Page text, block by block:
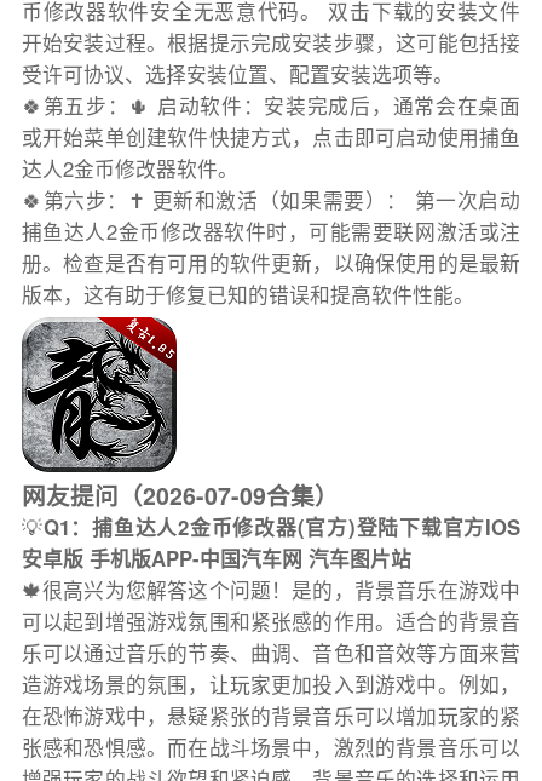
币修改器软件安全无恶意代码。 双击下载的安装文件
开始安装过程。根据提示完成安装步骤，这可能包括接
受许可协议、选择安装位置、配置安装选项等。
🍀第五步：🌵 启动软件：安装完成后，通常会在桌面
或开始菜单创建软件快捷方式，点击即可启动使用捕鱼
达人2金币修改器软件。
🍀第六步：✝️ 更新和激活（如果需要）： 第一次启动
捕鱼达人2金币修改器软件时，可能需要联网激活或注
册。检查是否有可用的软件更新，以确保使用的是最新
版本，这有助于修复已知的错误和提高软件性能。
网友提问（2026-07-09合集）
💡Q1：捕鱼达人2金币修改器(官方)登陆下载官方IOS
安卓版 手机版APP-中国汽车网 汽车图片站
🍁很高兴为您解答这个问题！是的，背景音乐在游戏中
可以起到增强游戏氛围和紧张感的作用。适合的背景音
乐可以通过音乐的节奏、曲调、音色和音效等方面来营
造游戏场景的氛围，让玩家更加投入到游戏中。例如，
在恐怖游戏中，悬疑紧张的背景音乐可以增加玩家的紧
张感和恐惧感。而在战斗场景中，激烈的背景音乐可以